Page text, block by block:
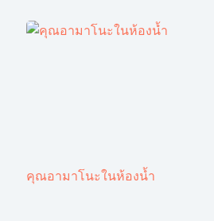
คุณอามาโนะในห้องน้ำ